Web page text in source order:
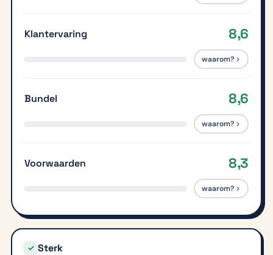
Klantervaring 8,6
waarom?
Bundel 8,6
waarom?
Voorwaarden 8,3
waarom?
✓ Sterk